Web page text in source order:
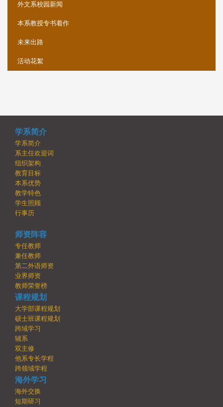
外文系校园新闻
本系教授专书着作
未来出路
活动花絮
学系简介
学系简介
系主任欢迎词
组织架构
教育目标
本系优势
教学特色
学生照顾
行事历
师资阵容
专任教师
兼任教师
第二外语师资
业界师资
教师荣誉榜
课程规划
大学部课程规划
硕士班课程规划
跨域学习
辅系
双主修
他系专长学程
跨领域学程
海外学习
海外交换
短期研习